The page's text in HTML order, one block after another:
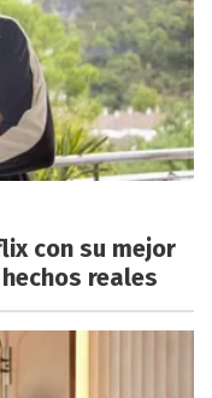
con su mejor
reales